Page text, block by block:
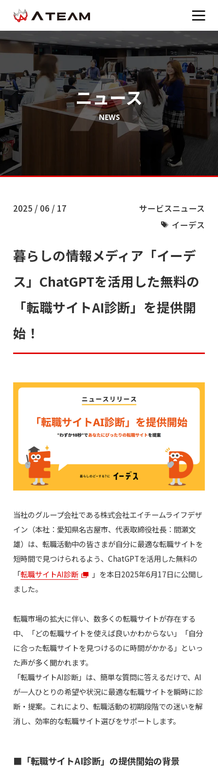
ニュース
NEWS
2025 / 06 / 17
サービスニュース
イーデス
暮らしの情報メディア「イーデ
ス」ChatGPTを活用した無料の
「転職サイトAI診断」を提供開
始！
当社のグループ会社である株式会社エイチームライフデザ
イン（本社：愛知県名古屋市、代表取締役社長：間瀬文
雄）は、転職活動中の皆さまが自分に最適な転職サイトを
短時間で見つけられるよう、ChatGPTを活用した無料の
「転職サイトAI診断
」を本日2025年6月17日に公開し
ました。
転職市場の拡大に伴い、数多くの転職サイトが存在する
中、「どの転職サイトを使えば良いかわからない」「自分
に合った転職サイトを見つけるのに時間がかかる」といっ
た声が多く聞かれます。
「転職サイトAI診断」は、簡単な質問に答えるだけで、AI
が一人ひとりの希望や状況に最適な転職サイトを瞬時に診
断・提案。これにより、転職活動の初期段階での迷いを解
消し、効率的な転職サイト選びをサポートします。
■「転職サイトAI診断」の提供開始の背景